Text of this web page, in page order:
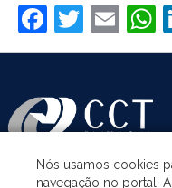
Nós usamos cookies
navegação no portal.